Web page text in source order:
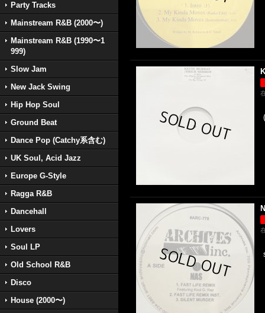
Party Tracks
Mainstream R&B (2000〜)
Mainstream R&B (1990〜1
999)
Slow Jam
New Jack Swing
Hip Hop Soul
Ground Beat
Dance Pop (Catchy系含む)
UK Soul, Acid Jazz
Europe G-Style
Ragga R&B
Dancehall
Lovers
Soul LP
Old School R&B
Disco
House (2000〜)